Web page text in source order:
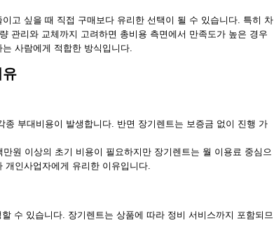
고 싶을 때 직접 구매보다 유리한 선택이 될 수 있습니다. 특히 차
관리와 교체까지 고려하면 총비용 측면에서 만족도가 높은 경우
사람에게 적합한 방식입니다.
유
부대비용이 발생합니다. 반면 장기렌트는 보증금 없이 진행 가
원 이상의 초기 비용이 필요하지만 장기렌트는 월 이용료 중심으
인사업자에게 유리한 이유입니다.
수 있습니다. 장기렌트는 상품에 따라 정비 서비스까지 포함되므